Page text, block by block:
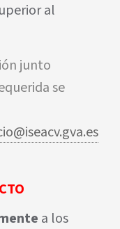
al
junto
se
a los